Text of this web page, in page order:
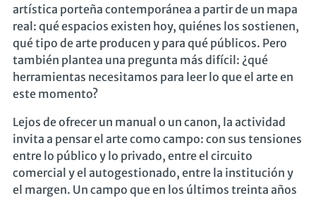
artística porteña contemporánea a partir de un mapa
real: qué espacios existen hoy, quiénes los sostienen,
qué tipo de arte producen y para qué públicos. Pero
también plantea una pregunta más difícil: ¿qué
herramientas necesitamos para leer lo que el arte en
este momento?
Lejos de ofrecer un manual o un canon, la actividad
invita a pensar el arte como campo: con sus tensiones
entre lo público y lo privado, entre el circuito
comercial y el autogestionado, entre la institución y
el margen. Un campo que en los últimos treinta años